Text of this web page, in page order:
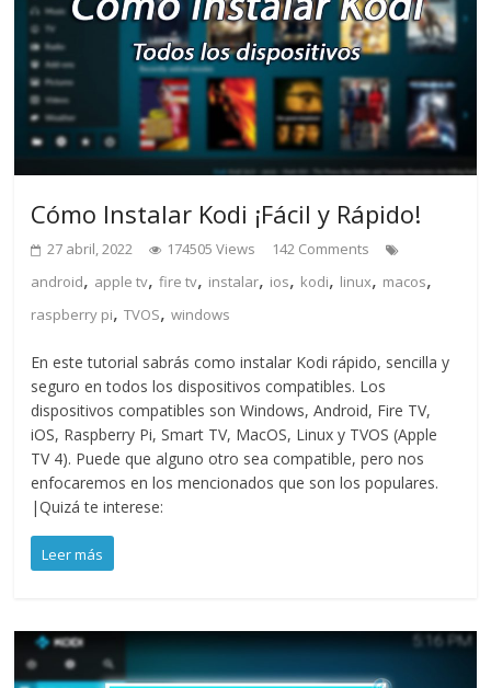
Cómo Instalar Kodi ¡Fácil y Rápido!
27 abril, 2022 174505 Views
142 Comments
android, apple tv,fire tv, instalar, ios, kodi, linux, macos,
raspberry pi,TVOS,windows
En este tutorial sabrás como instalar Kodi rápido, sencilla y
seguro en todos los dispositivos compatibles. Los
dispositivos compatibles son Windows, Android, Fire TV,
iOS, Raspberry Pi, Smart TV, MacOS, Linux y TVOS (Apple
TV 4). Puede que alguno otro sea compatible, pero nos
enfocaremos en los mencionados que son los populares.
|Quizá te interese:
Leer más